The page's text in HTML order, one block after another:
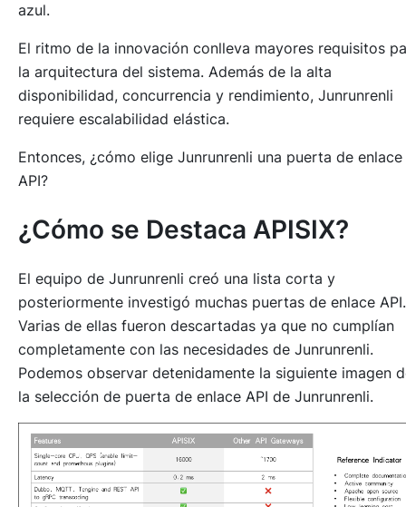
azul.
El ritmo de la innovación conlleva mayores requisitos
la arquitectura del sistema. Además de la alta
disponibilidad, concurrencia y rendimiento, Junrunrenli
requiere escalabilidad elástica.
Entonces, ¿cómo elige Junrunrenli una puerta de enlace
API?
¿Cómo se Destaca APISIX?
El equipo de Junrunrenli creó una lista corta y
posteriormente investigó muchas puertas de enlace API.
Varias de ellas fueron descartadas ya que no cumplían
completamente con las necesidades de Junrunrenli.
Podemos observar detenidamente la siguiente imagen
la selección de puerta de enlace API de Junrunrenli.